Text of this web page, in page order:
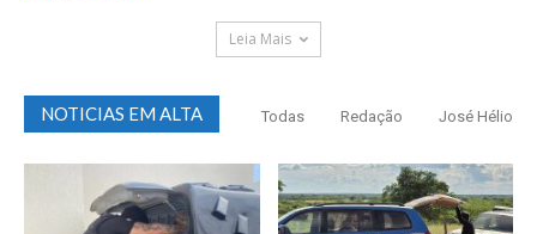
Leia Mais
NOTICIAS EM ALTA Todas Redação José Hélio